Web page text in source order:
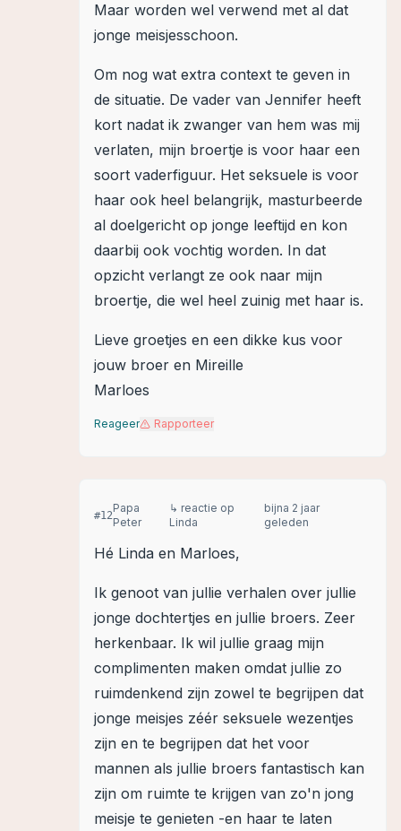
Maar worden wel verwend met al dat
jonge meisjesschoon.
Om nog wat extra context te geven in
de situatie. De vader van Jennifer heeft
kort nadat ik zwanger van hem was mij
verlaten, mijn broertje is voor haar een
soort vaderfiguur. Het seksuele is voor
haar ook heel belangrijk, masturbeerde
al doelgericht op jonge leeftijd en kon
daarbij ook vochtig worden. In dat
opzicht verlangt ze ook naar mijn
broertje, die wel heel zuinig met haar is.
Lieve groetjes en een dikke kus voor
jouw broer en Mireille
Marloes
Reageer Rapporteer
#12
Papa
Peter
↳ reactie op
Linda
bijna 2 jaar
geleden
Hé Linda en Marloes,
Ik genoot van jullie verhalen over jullie
jonge dochtertjes en jullie broers. Zeer
herkenbaar. Ik wil jullie graag mijn
complimenten maken omdat jullie zo
ruimdenkend zijn zowel te begrijpen dat
jonge meisjes zéér seksuele wezentjes
zijn en te begrijpen dat het voor
mannen als jullie broers fantastisch kan
zijn om ruimte te krijgen van zo'n jong
meisje te genieten -en haar te laten